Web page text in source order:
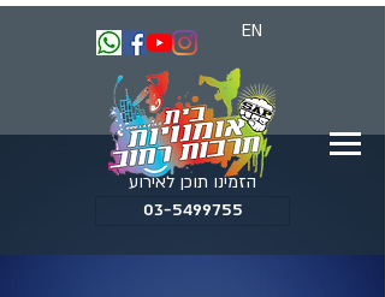
EN
הזמינו תוכן לאירוע
03-5499755